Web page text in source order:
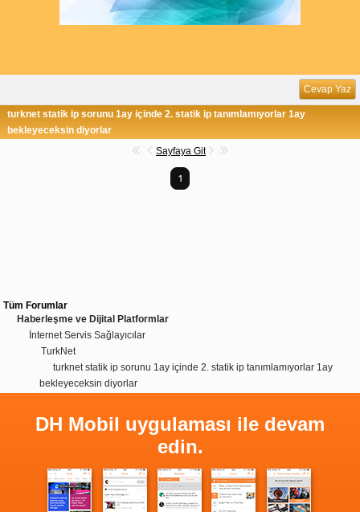
Cevap Yaz
turknet statik ip sorunu 1ay içinde 2. statik ip tanımlamıyorlar 1ay
bekleyeceksin diyorlar
Sayfaya Git
1
Tüm Forumlar
Haberleşme ve Dijital Platformlar
İnternet Servis Sağlayıcılar
TurkNet
turknet statik ip sorunu 1ay içinde 2. statik ip tanımlamıyorlar 1ay
bekleyeceksin diyorlar
DH Mobil uygulaması ile devam
edin.